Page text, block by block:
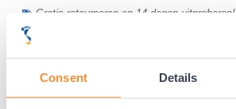
Consent Details
Gratis retourneren en 14 dagen uitproberen!